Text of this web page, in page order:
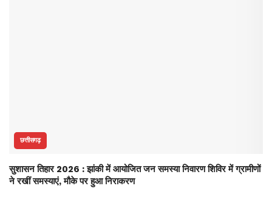
छत्तीसगढ़
सुशासन तिहार 2026 : झांकी में आयोजित जन समस्या निवारण शिविर में ग्रामीणों
ने रखीं समस्याएं, मौके पर हुआ निराकरण